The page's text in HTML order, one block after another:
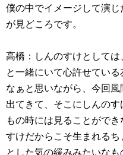
僕の中でイメージして演
が見どころです。
高橋：しんのすけとして
と一緒にいて心許せてい
なぁと思いながら、今回
出てきて、そこにしんの
もの時には見ることがで
すけだからこそ生まれる
とした気の緩みみたいな